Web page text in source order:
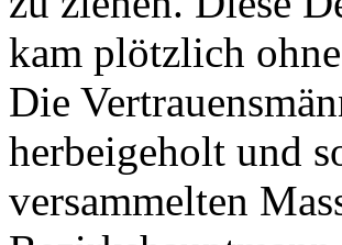
kam plötzlich
Die
herbeigeholt und
versammelten